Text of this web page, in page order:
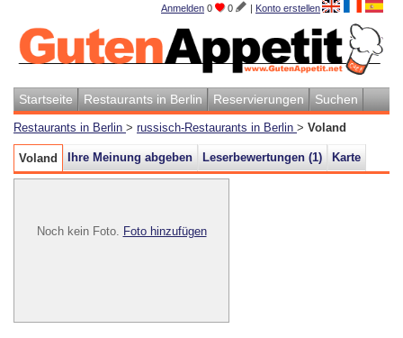
Anmelden 0 0 | Konto erstellen
Startseite Restaurants in Berlin Reservierungen Suchen
Restaurants in Berlin > russisch-Restaurants in Berlin > Voland
Voland Ihre Meinung abgeben Leserbewertungen (1) Karte
Noch kein Foto. Foto hinzufügen